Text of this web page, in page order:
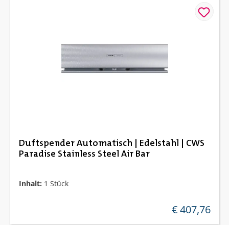
Duftspender Automatisch | Edelstahl | CWS
Paradise Stainless Steel Air Bar
Inhalt: 1 Stück
regulärer preis:
€ 407,76